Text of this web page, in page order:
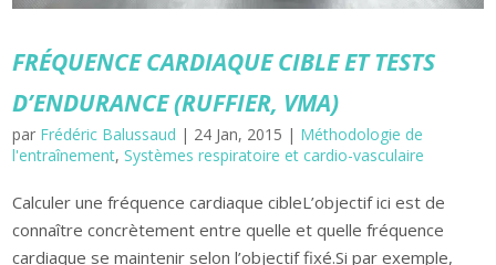
FRÉQUENCE CARDIAQUE CIBLE ET TESTS
D’ENDURANCE (RUFFIER, VMA)
par Frédéric Balussaud | 24 Jan, 2015 | Méthodologie de
l'entraînement,Systèmes respiratoire et cardio-vasculaire
Calculer une fréquence cardiaque cibleL’objectif ici est de
connaître concrètement entre quelle et quelle fréquence
cardiaque se maintenir selon l’objectif fixé.Si par exemple,